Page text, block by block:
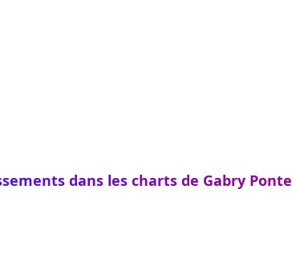
dans les charts de Gabry Ponte